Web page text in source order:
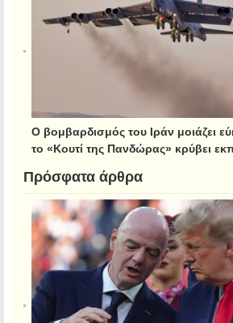
Ο βομβαρδισμός του Ιράν μοιάζει
το «Κουτί της Πανδώρας» κρύβει
Πρόσφατα άρθρα